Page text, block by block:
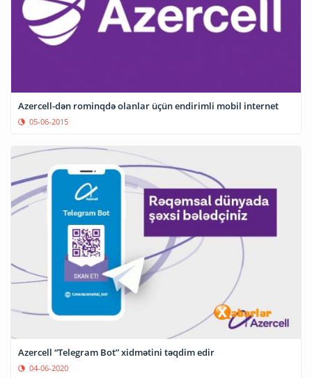
Azercell-dən rominqdə olanlar üçün endirimli mobil internet
05-06-2015
Azercell “Telegram Bot” xidmətini təqdim edir
04-06-2020